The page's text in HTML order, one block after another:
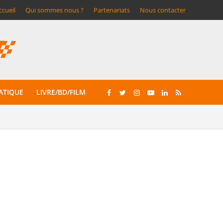
Qui sommes nous ? Partenariats Nous contacter
LIVRE/BD/FILM